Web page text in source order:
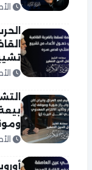
الأحد
الأحد
الأحد